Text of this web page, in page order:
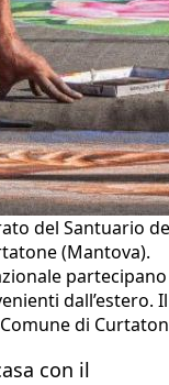
del Santuario
(Mantova).
dall’estero. Il
di
con il